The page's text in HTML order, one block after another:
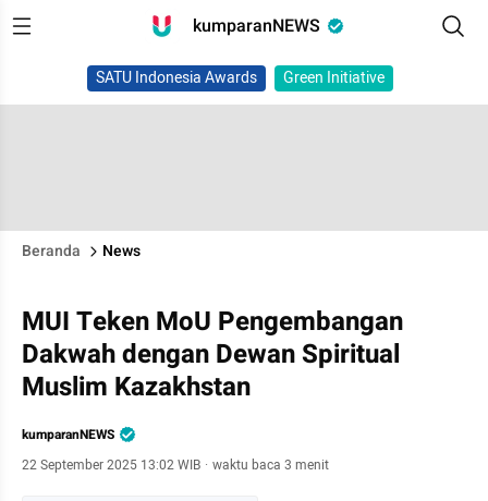
kumparanNEWS
SATU Indonesia Awards Green Initiative
Beranda News
MUI Teken MoU Pengembangan
Dakwah dengan Dewan Spiritual
Muslim Kazakhstan
kumparanNEWS
22 September 2025 13:02 WIB · waktu baca 3 menit